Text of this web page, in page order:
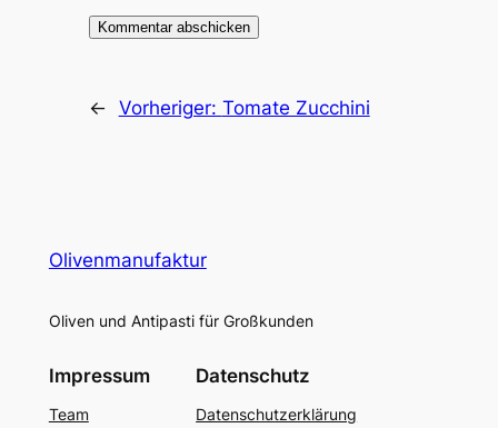
← Vorheriger: Tomate Zucchini
Olivenmanufaktur
Oliven und Antipasti für Großkunden
Impressum
Team
Datenschutz
Datenschutzerklärung